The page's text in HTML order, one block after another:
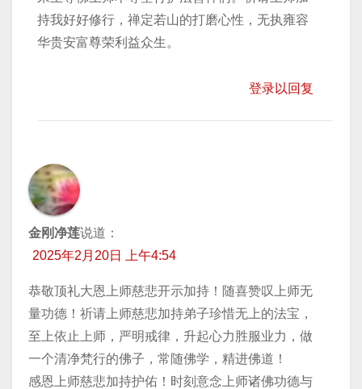
持我好好修行，禅定若山的打磨心性，无执雍容
华贵安富尊荣利益众生。
登录以回复
金刚净莲说道：
2025年2月20日 上午4:54
恭敬顶礼大恩上师慈悲开示加持！随喜赞叹上师无
量功德！祈请上师慈悲加持弟子珍惜无上的法宝，
至上依止上师，严明戒律，升起心力胜服业力，做
一个清净梵行的佛子，常随佛学，精进佛道！
感恩上师慈悲加持护佑！时刻意念上师诸佛功德与